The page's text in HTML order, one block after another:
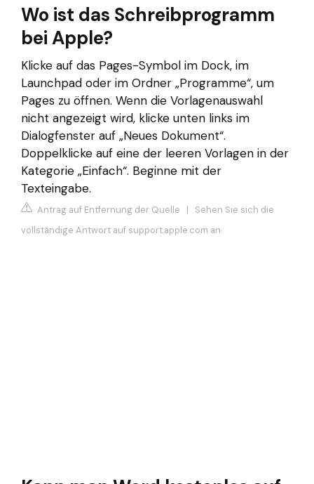
Wo ist das Schreibprogramm
bei Apple?
Klicke auf das Pages-Symbol im Dock, im
Launchpad oder im Ordner „Programme“, um
Pages zu öffnen. Wenn die Vorlagenauswahl
nicht angezeigt wird, klicke unten links im
Dialogfenster auf „Neues Dokument“.
Doppelklicke auf eine der leeren Vorlagen in der
Kategorie „Einfach“. Beginne mit der
Texteingabe.
Antrag auf Entfernung der Quelle | Sehen Sie sich die
vollständige Antwort auf support.apple.com an